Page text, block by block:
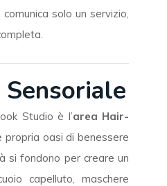
solo un servizio,
Studio è l’area Hair-
propria oasi di benessere
si fondono per creare un
capelluto, maschere